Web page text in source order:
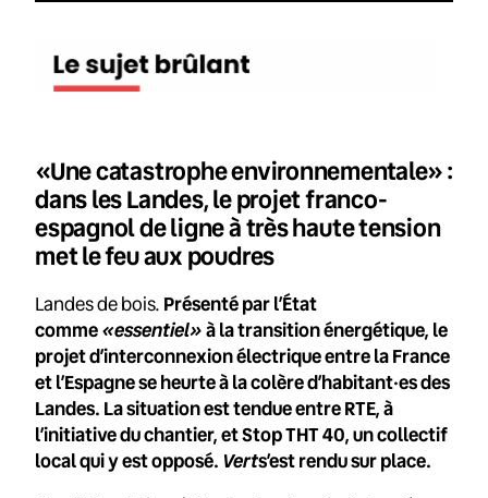
«Une catastrophe environnementale» :
dans les Landes, le projet franco-
espagnol de ligne à très haute tension
met le feu aux poudres
Landes de bois. Présenté par l’État
comme«essentiel»à la transition énergétique, le
projet d’interconnexion électrique entre la France
et l’Espagne se heurte à la colère d’habitant·es des
Landes. La situation est tendue entre RTE, à
l’initiative du chantier, et Stop THT 40, un collectif
local qui y est opposé. Verts’est rendu sur place.